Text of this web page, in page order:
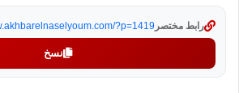
رابط مختصر ?p=1419
نسخ